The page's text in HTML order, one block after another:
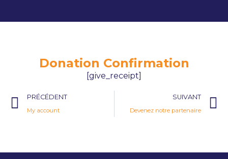
Donation Confirmation
[give_receipt]
PRÉCÉDENT
My account
SUIVANT
Devenez notre partenaire